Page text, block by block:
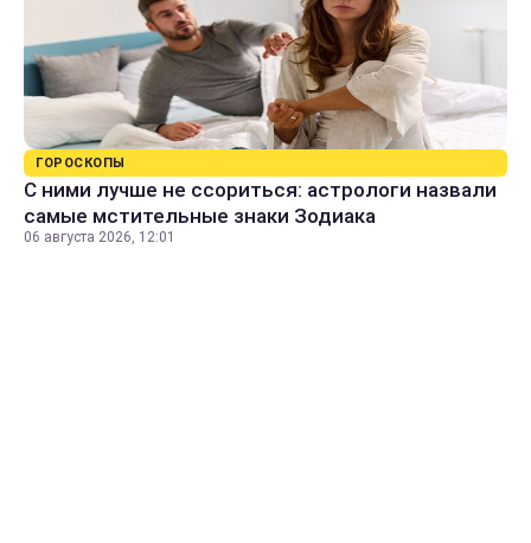
ГОРОСКОПЫ
С ними лучше не ссориться: астрологи назвали
самые мстительные знаки Зодиака
06 августа 2026, 12:01